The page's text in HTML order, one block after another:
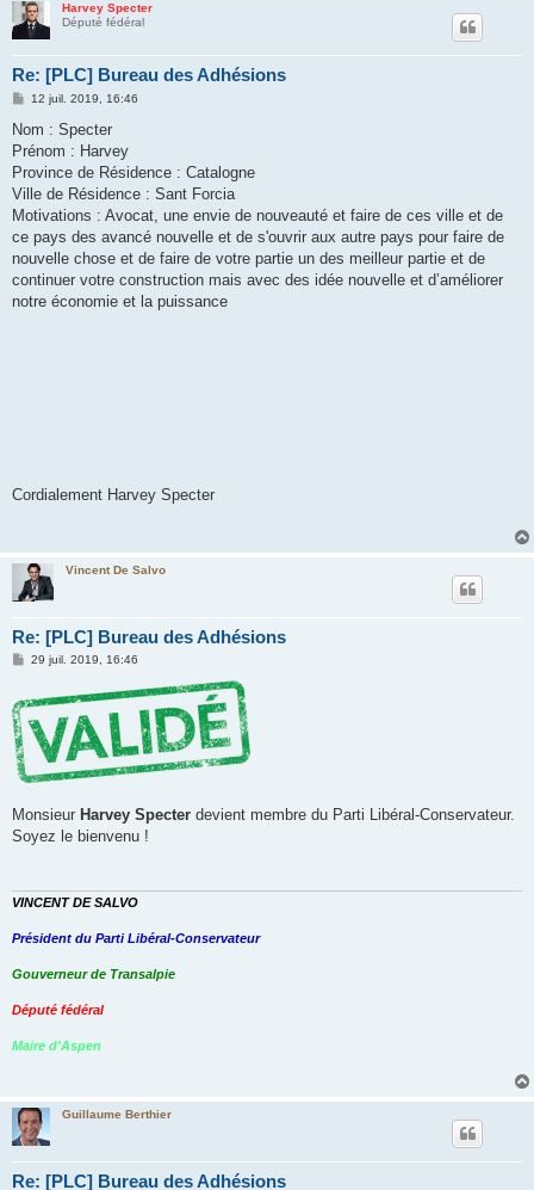
Harvey Specter
Député fédéral
Re: [PLC] Bureau des Adhésions
M
s
a
g
12 juil. 2019, 16:46
Nom : Specter
Prénom : Harvey
Province de Résidence : Catalogne
Ville de Résidence : Sant Forcia
Motivations : Avocat, une envie de nouveauté et faire de ces ville et de
ce pays des avancé nouvelle et de s'ouvrir aux autre pays pour faire de
nouvelle chose et de faire de votre partie un des meilleur partie et de
continuer votre construction mais avec des idée nouvelle et d’améliorer
notre économie et la puissance
Cordialement Harvey Specter
Vincent De Salvo
Re: [PLC] Bureau des Adhésions
M
s
g
29 juil. 2019, 16:46
Monsieur Harvey Specter devient membre du Parti Libéral-Conservateur.
Soyez le bienvenu !
VINCENT DE SALVO
Président du Parti Libéral-Conservateur
Gouverneur de Transalpie
Député fédéral
Maire d'Aspen
Guillaume Berthier
Re: [PLC] Bureau des Adhésions